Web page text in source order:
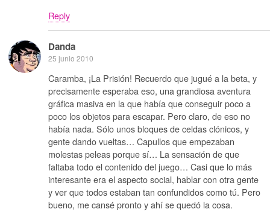
Reply
Danda
25 junio 2010
Caramba, ¡La Prisión! Recuerdo que jugué a la beta, y
precisamente esperaba eso, una grandiosa aventura
gráfica masiva en la que había que conseguir poco a
poco los objetos para escapar. Pero claro, de eso no
había nada. Sólo unos bloques de celdas clónicos, y
gente dando vueltas… Capullos que empezaban
molestas peleas porque sí… La sensación de que
faltaba todo el contenido del juego… Casi que lo más
interesante era el aspecto social, hablar con otra gente
y ver que todos estaban tan confundidos como tú. Pero
bueno, me cansé pronto y ahí se quedó la cosa.